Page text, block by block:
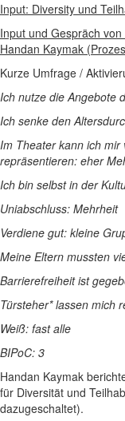
Input: Diversity und
Input und Gespräch
Handan Kaymak
Kurze Umfrage /
Ich nutze die Angebote
Ich senke den
Im Theater kann ich mir
repräsentieren: eher
Ich bin selbst in der
Uniabschluss: Mehrheit
Verdiene gut: kleine
Meine Eltern mussten
Barrierefreiheit ist
Türsteher* lassen mich
Weiß: fast alle
BIPoC: 3
Handan Kaymak
für Diversität und
dazugeschaltet).